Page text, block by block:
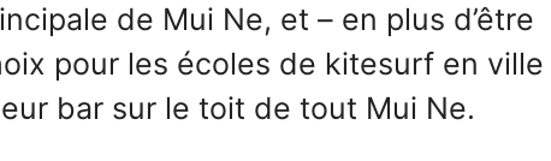
de Mui Ne, et – en plus d’être
pour les écoles de kitesurf en ville
bar sur le toit de tout Mui Ne.